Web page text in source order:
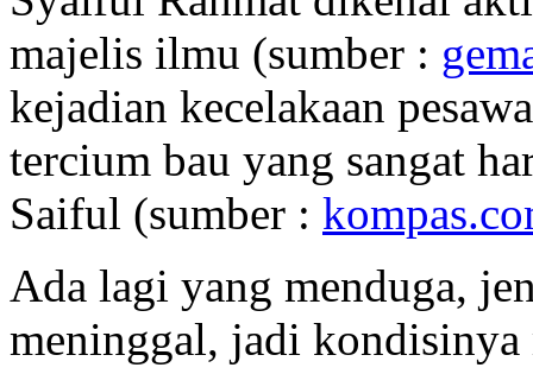
majelis ilmu (sumber :
kejadian kecelakaan
tercium bau yang sangat
Saiful (sumber :
Ada lagi yang menduga,
meninggal, jadi kondisinya